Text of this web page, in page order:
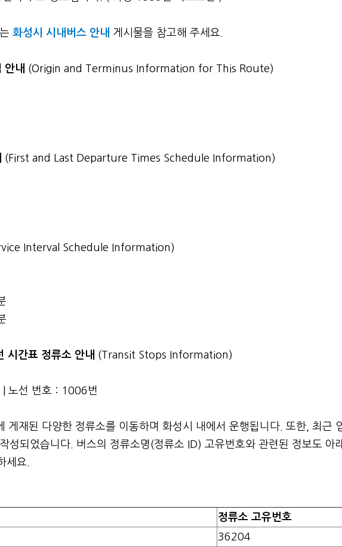
화성시 시내버스 안내 게시물을 참고해 주세요.
안내 (Origin and Terminus Information for This Route)
(First and Last Departure Times Schedule Information)
Interval Schedule Information)
시간표 정류소 안내 (Transit Stops Information)
| 노선 번호 : 1006번
게재된 다양한 정류소를 이동하며 화성시 내에서 운행됩니다. 또한, 최근
성되었습니다. 버스의 정류소명(정류소 ID) 고유번호와 관련된 정보도 아
세요.
정류소 고유번호
36204